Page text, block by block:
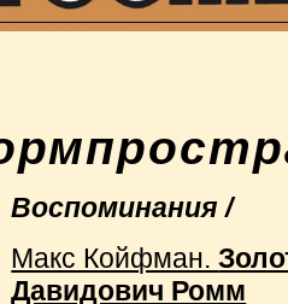
Воспоминания /
Макс Койфман.
Давидович Ромм